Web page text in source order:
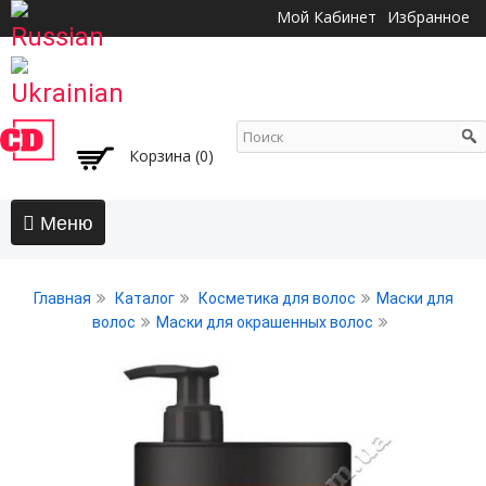
основному
Мой Кабинет Избранное
Корзина (0)
АКЦИИ
Бальзамы и кондиционеры
Безсульфатный уход
Воски, пасты, глина, помады для волос
Главная Каталог Косметика для волос
Маски для
волос
Маски для окрашенных волос